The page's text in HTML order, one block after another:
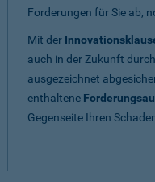
Forderungen für Sie ab,
Mit der
auch in der Zukunft
ausgezeichnet
enthaltene
Gegenseite Ihren